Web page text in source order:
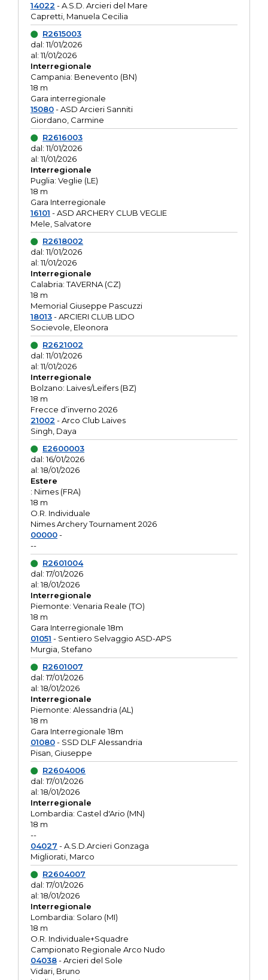
14022 - A.S.D. Arcieri del Mare
Capretti, Manuela Cecilia
R2615003
dal: 11/01/2026
al: 11/01/2026
Interregionale
Campania: Benevento (BN)
18 m
Gara interregionale
15080- ASD Arcieri Sanniti
Giordano, Carmine
R2616003
dal: 11/01/2026
al: 11/01/2026
Interregionale
Puglia: Veglie (LE)
18 m
Gara Interregionale
16101 - ASD ARCHERY CLUB VEGLIE
Mele, Salvatore
R2618002
dal: 11/01/2026
al: 11/01/2026
Interregionale
Calabria: TAVERNA (CZ)
18 m
Memorial Giuseppe Pascuzzi
18013- ARCIERI CLUB LIDO
Socievole, Eleonora
R2621002
dal: 11/01/2026
al: 11/01/2026
Interregionale
Bolzano: Laives/Leifers (BZ)
18 m
Frecce d’inverno 2026
21002 - Arco Club Laives
Singh, Daya
E2600003
dal: 16/01/2026
al: 18/01/2026
Estere
: Nimes (FRA)
18 m
O.R. Individuale
Nimes Archery Tournament 2026
00000-
--
R2601004
dal: 17/01/2026
al: 18/01/2026
Interregionale
Piemonte: Venaria Reale (TO)
18 m
Gara Interregionale 18m
01051 - Sentiero Selvaggio ASD-APS
Murgia, Stefano
R2601007
dal: 17/01/2026
al: 18/01/2026
Interregionale
Piemonte: Alessandria (AL)
18 m
Gara Interregionale 18m
01080- SSD DLF Alessandria
Pisan, Giuseppe
R2604006
dal: 17/01/2026
al: 18/01/2026
Interregionale
Lombardia: Castel d'Ario (MN)
18 m
--
04027 - A.S.D.Arcieri Gonzaga
Migliorati, Marco
R2604007
dal: 17/01/2026
al: 18/01/2026
Interregionale
Lombardia: Solaro (MI)
18 m
O.R. Individuale+Squadre
Campionato Regionale Arco Nudo
04038- Arcieri del Sole
Vidari, Bruno